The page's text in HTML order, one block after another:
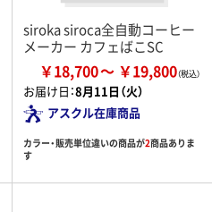
siroka siroca全自動コーヒー
メーカー カフェばこSC
￥18,700 ￥19,800
お届け日：8月11日（火）
アスクル在庫商品
カラー・販売単位違いの商品が2商品ありま
す